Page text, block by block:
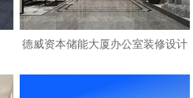
德威资本储能大厦办公室装修设计